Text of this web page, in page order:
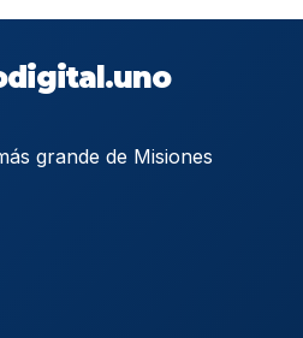
grande de Misiones